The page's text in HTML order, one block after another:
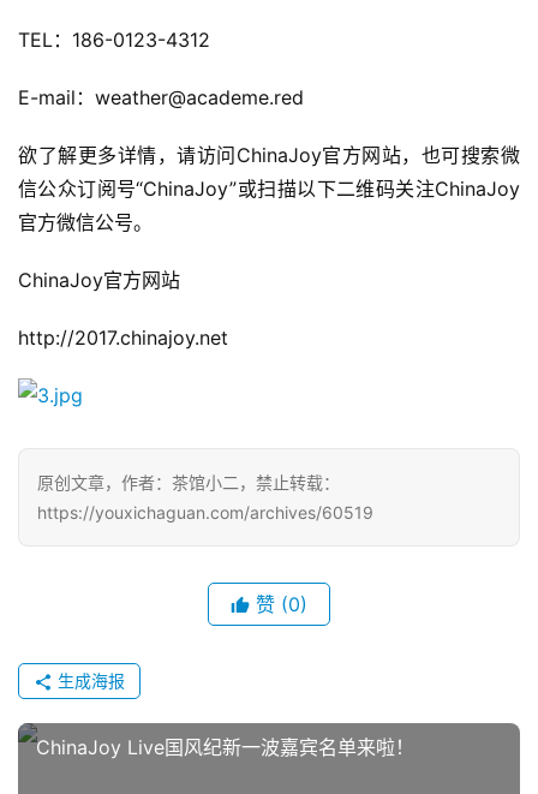
TEL：186-0123-4312
E-mail：weather@academe.red
欲了解更多详情，请访问ChinaJoy官方网站，也可搜索微
信公众订阅号“ChinaJoy”或扫描以下二维码关注ChinaJoy
官方微信公号。
ChinaJoy官方网站
http://2017.chinajoy.net
原创文章，作者：茶馆小二，禁止转载：
https://youxichaguan.com/archives/60519
赞 (0)
生成海报
ChinaJoy Live国风纪新一波嘉宾名单来啦！